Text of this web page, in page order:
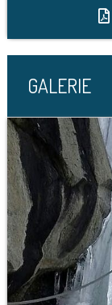
GALERIE